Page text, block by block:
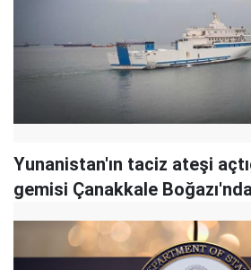
Yunanistan'ın taciz ateşi
gemisi Çanakkale